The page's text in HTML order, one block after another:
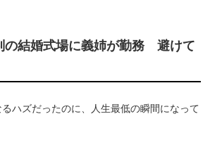
の結婚式場に義姉が勤務 避けて
るハズだったのに、人生最低の瞬間になって